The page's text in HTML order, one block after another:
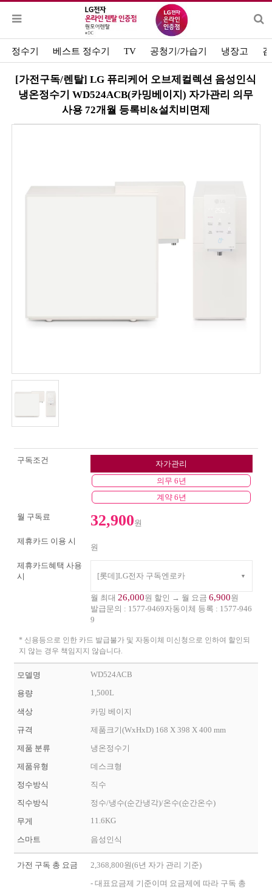
정수기 베스트 정수기 TV 공청기/가습기 냉장고
[가전구독/렌탈] LG 퓨리케어 오브제컬렉션 음성인식
냉온정수기 WD524ACB(카밍베이지) 자가관리 의무
사용 72개월 등록비&설치비면제
구독조건
자가관리
의무 6년
계약 6년
월 구독료 32,900원
제휴카드 이용 시
원
제휴카드혜택 사용
시
[롯데]LG전자 구독엔로카
월 최대 26,000원 할인 → 월 요금 6,900원
발급문의 : 1577-9469자동이체 등록 : 1577-946
9
* 신용등으로 인한 카드 발급불가 및 자동이체 미신청으로 인하여 할인되
지 않는 경우 책임지지 않습니다.
모델명 WD524ACB
용량 1,500L
색상
카밍 베이지
규격
제품크기(WxHxD) 168 X 398 X 400 mm
제품 분류
냉온정수기
제품유형
데스크형
정수방식
직수
직수방식
정수/냉수(순간냉각)/온수(순간온수)
무게
11.6KG
스마트 음성인식
가전 구독 총 요금
2,368,800원(6년 자가 관리 기준)
- 대표요금제 기준이며 요금제에 따라 구독 총